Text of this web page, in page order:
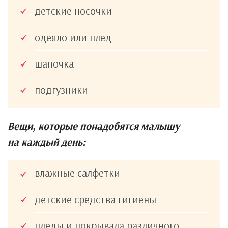
детские носочки
одеяло или плед
шапочка
подгузники
Вещи, которые понадобятся малышу
на каждый день:
влажные салфетки
детские средства гигиены